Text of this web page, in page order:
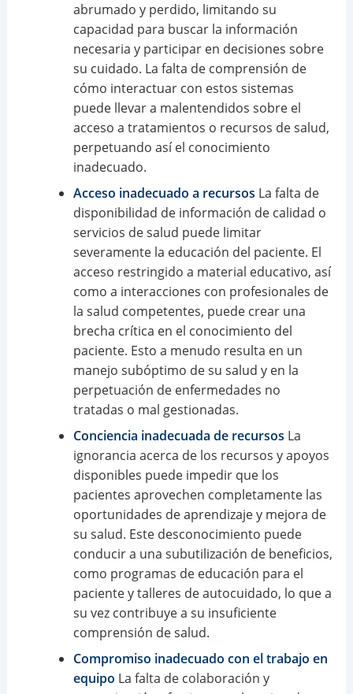
abrumado y perdido, limitando su
capacidad para buscar la información
necesaria y participar en decisiones sobre
su cuidado. La falta de comprensión de
cómo interactuar con estos sistemas
puede llevar a malentendidos sobre el
acceso a tratamientos o recursos de salud,
perpetuando así el conocimiento
inadecuado.
Acceso inadecuado a recursos La falta de
disponibilidad de información de calidad o
servicios de salud puede limitar
severamente la educación del paciente. El
acceso restringido a material educativo, así
como a interacciones con profesionales de
la salud competentes, puede crear una
brecha crítica en el conocimiento del
paciente. Esto a menudo resulta en un
manejo subóptimo de su salud y en la
perpetuación de enfermedades no
tratadas o mal gestionadas.
Conciencia inadecuada de recursos La
ignorancia acerca de los recursos y apoyos
disponibles puede impedir que los
pacientes aprovechen completamente las
oportunidades de aprendizaje y mejora de
su salud. Este desconocimiento puede
conducir a una subutilización de beneficios,
como programas de educación para el
paciente y talleres de autocuidado, lo que a
su vez contribuye a su insuficiente
comprensión de salud.
Compromiso inadecuado con el trabajo en
equipo La falta de colaboración y